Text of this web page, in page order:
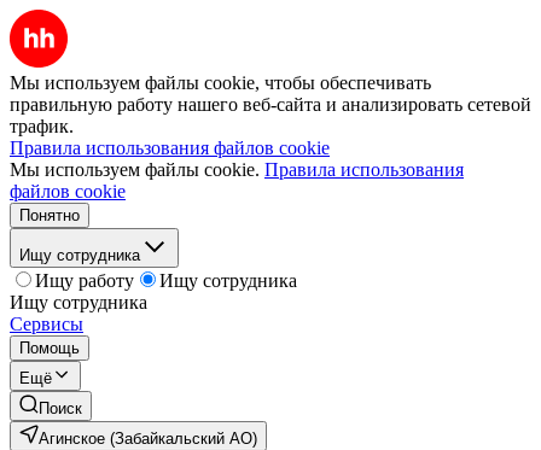
Мы используем файлы cookie, чтобы обеспечивать
правильную работу нашего веб-сайта и анализировать сетевой
трафик.
Правила использования файлов cookie
Мы используем файлы cookie. Правила использования
файлов cookie
Понятно
Ищу сотрудника
Ищу работу
Ищу сотрудника
Ищу сотрудника
Сервисы
Помощь
Ещё
Поиск
Агинское (Забайкальский АО)